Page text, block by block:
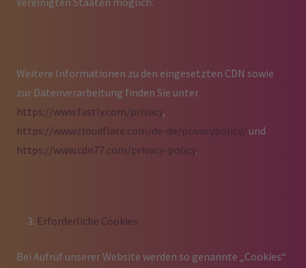
Weitere Informationen zu den eingesetzten CDN sowie
zur Datenverarbeitung finden Sie unter
https://www.fastly.com/privacy,
https://www.cloudflare.com/de-de/privacypolicy/ und
https://www.cdn77.com/privacy-policy.
Erforderliche Cookies
Bei Aufruf unserer Website werden so genannte „Cookies“